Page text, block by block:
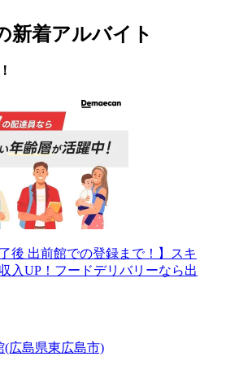
新着アルバイト
了後 出前館での登録まで！】スキ
入UP！フードデリバリーなら出
(広島県東広島市)